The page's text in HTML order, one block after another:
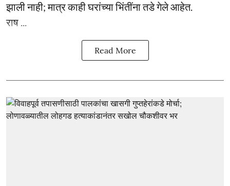
झाली नाही; मात्र काही घरांच्या भिंतींना तडे गेले आहेत.
राष ...
Read More